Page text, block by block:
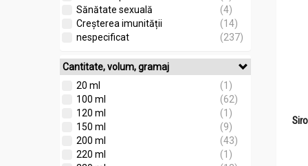
Sănătate sexuală
(4)
Creșterea imunității
(14)
nespecificat
(237)
Cantitate, volum, gramaj
20 ml
(1)
100 ml
(62)
120 ml
(1)
150 ml
(9)
200 ml
(43)
220 ml
(1)